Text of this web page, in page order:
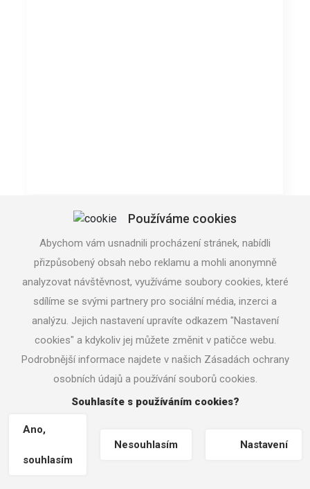
Používáme cookies
Abychom vám usnadnili procházení stránek, nabídli
přizpůsobený obsah nebo reklamu a mohli anonymně
analyzovat návštěvnost, využíváme soubory cookies, které
sdílíme se svými partnery pro sociální média, inzerci a
analýzu. Jejich nastavení upravíte odkazem "Nastavení
cookies" a kdykoliv jej můžete změnit v patičce webu.
Podrobnější informace najdete v našich Zásadách ochrany
osobních údajů a používání souborů cookies.
Souhlasíte s používáním cookies?
Ano,
souhlasím
Nesouhlasím Nastavení